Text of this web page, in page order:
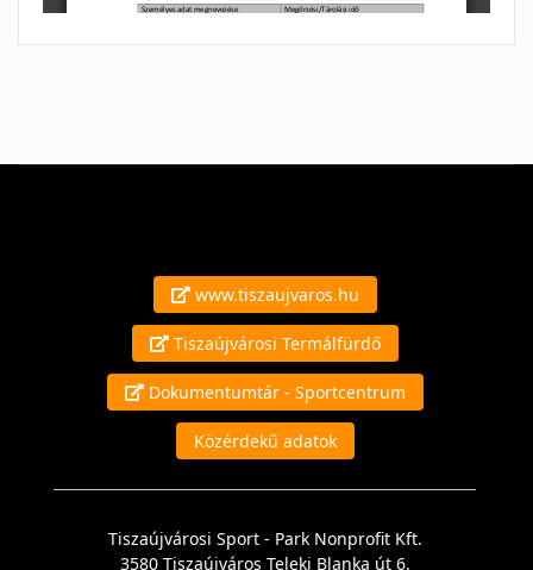
www.tiszaujvaros.hu
Tiszaújvárosi Termálfürdő
Dokumentumtár - Sportcentrum
Közérdekű adatok
Tiszaújvárosi Sport - Park Nonprofit Kft.
3580 Tiszaújváros Teleki Blanka út 6.